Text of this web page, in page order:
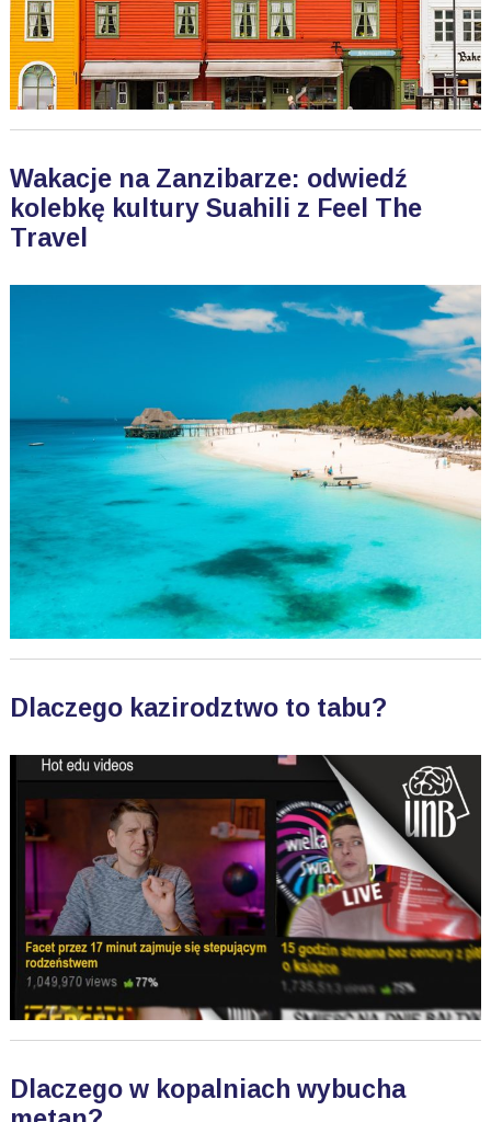
Wakacje na Zanzibarze: odwiedź
kolebkę kultury Suahili z Feel The
Travel
Dlaczego kazirodztwo to tabu?
Dlaczego w kopalniach wybucha